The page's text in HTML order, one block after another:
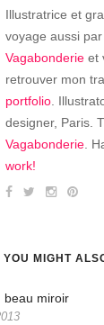
Illustratrice et
voyage aussi par
Vagabonderie et
retrouver mon
portfolio.
designer, Paris.
Vagabonderie.
work!
YOU MIGHT
beau miroir